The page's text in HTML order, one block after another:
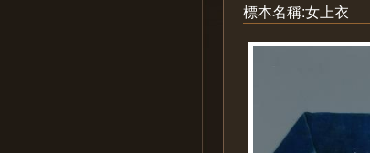
標本名稱:女上衣